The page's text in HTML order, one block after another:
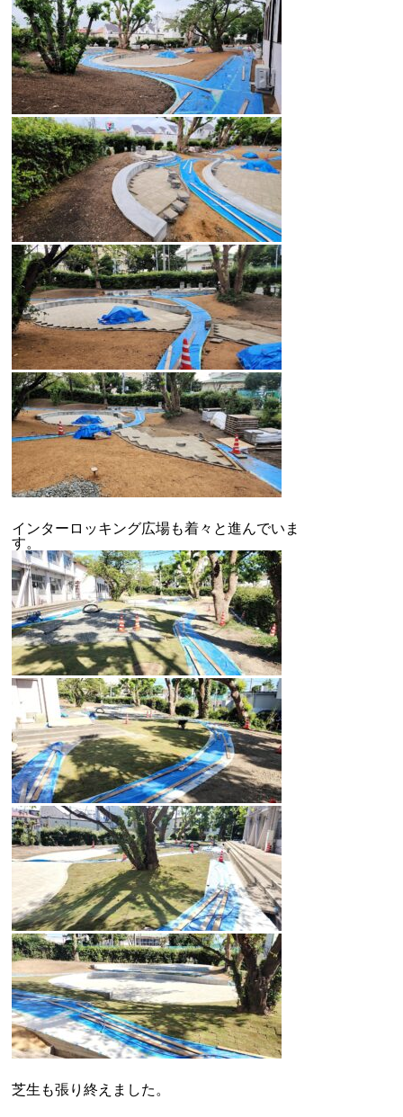
インターロッキング広場も着々と進んでいま
す。
芝生も張り終えました。